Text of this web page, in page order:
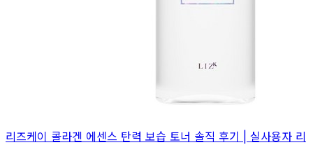
리즈케이 콜라겐 에센스 탄력 보습 토너 솔직 후기 | 실사용자 리